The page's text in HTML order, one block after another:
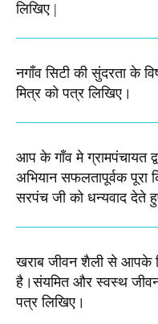
लिखिए |
नगाँव सिटी की सुंदरता के
मित्र को पत्र लिखिए।
आप के गाँव मे ग्रामपंचायत
अभियान सफलतापूर्वक पूरा
सरपंच जी को धन्यवाद देते
खराब जीवन शैली से आपके
है।संयमित और स्वस्थ
पत्र लिखिए।​